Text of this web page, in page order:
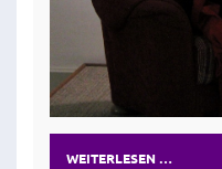
WEITERLESEN …